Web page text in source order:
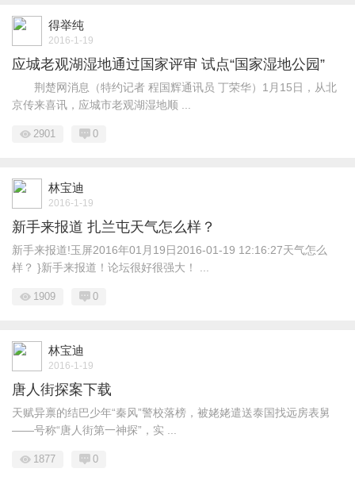
得举纯
2016-1-19
应城老观湖湿地通过国家评审 试点“国家湿地公园”
荆楚网消息（特约记者 程国辉通讯员 丁荣华）1月15日，从北
京传来喜讯，应城市老观湖湿地顺 ...
2901 0
林宝迪
2016-1-19
新手来报道 扎兰屯天气怎么样？
新手来报道!玉屏2016年01月19日2016-01-19 12:16:27天气怎么
样？ }新手来报道！论坛很好很强大！ ...
1909 0
林宝迪
2016-1-19
唐人街探案下载
天赋异禀的结巴少年“秦风”警校落榜，被姥姥遣送泰国找远房表舅
――号称“唐人街第一神探”，实 ...
1877 0